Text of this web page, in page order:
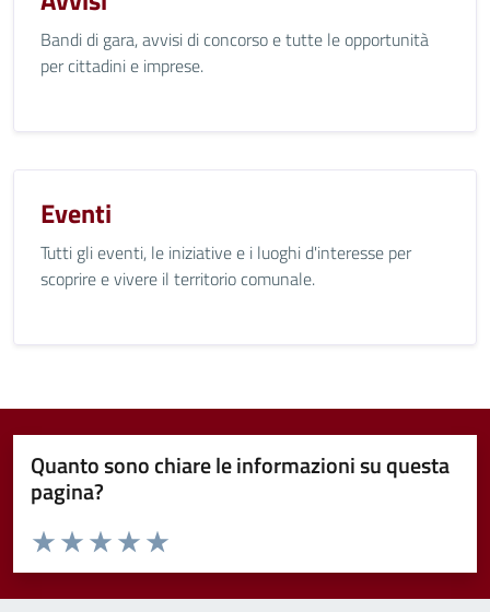
Bandi di gara, avvisi di concorso e tutte le opportunità
per cittadini e imprese.
Eventi
Tutti gli eventi, le iniziative e i luoghi d'interesse per
scoprire e vivere il territorio comunale.
Quanto sono chiare le informazioni su questa
pagina?
Valuta da 1 a 5 stelle la pagina
Valuta 5 stelle su 5
Valuta 4 stelle su 5
Valuta 3 stelle su 5
Valuta 2 stelle su 5
Valuta 1 stelle su 5